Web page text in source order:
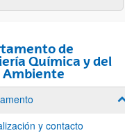
de
Química y del
Ambiente
y contacto